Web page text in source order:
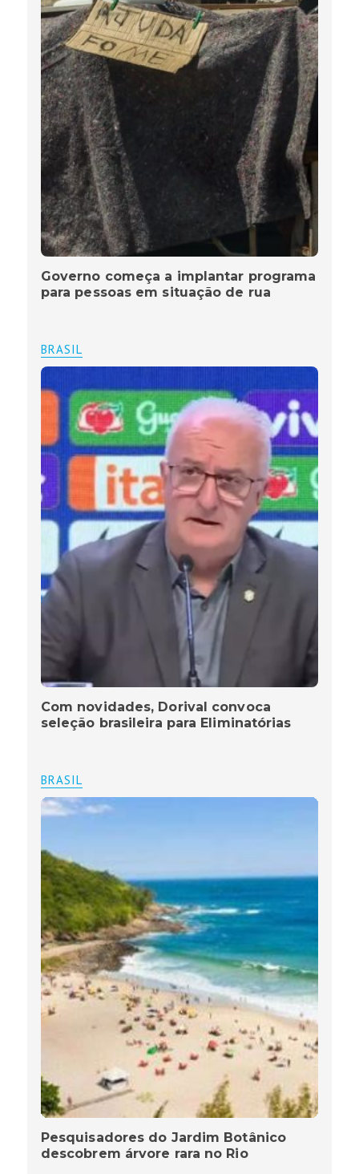
Governo começa a implantar programa
para pessoas em situação de rua
BRASIL
Com novidades, Dorival convoca
seleção brasileira para Eliminatórias
BRASIL
Pesquisadores do Jardim Botânico
descobrem árvore rara no Rio